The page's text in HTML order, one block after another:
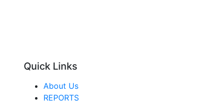
Quick Links
About Us
REPORTS